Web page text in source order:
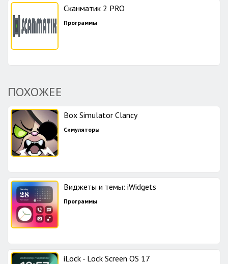
Сканматик 2 PRO
Программы
ПОХОЖЕЕ
Box Simulator Clancy
Симуляторы
Виджеты и темы: iWidgets
Программы
iLock - Lock Screen OS 17